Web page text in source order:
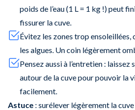
poids de l’eau (1 L = 1 kg !) peut
fissurer la cuve.
Évitez les zones trop ensoleillées,
les algues. Un coin légèrement
Pensez aussi à l’entretien : laissez
autour de la cuve pour pouvoir la
facilement.
Astuce : surélever légèrement la